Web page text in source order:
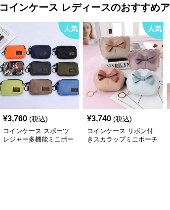
コインケース レディースのおすすめ
人気
¥3,760 (税込)
コインケース スポーツ
レジャー多機能ミニポー
人気
¥3,740 (税込)
コインケース リボン付
きスカラップミニポーチ